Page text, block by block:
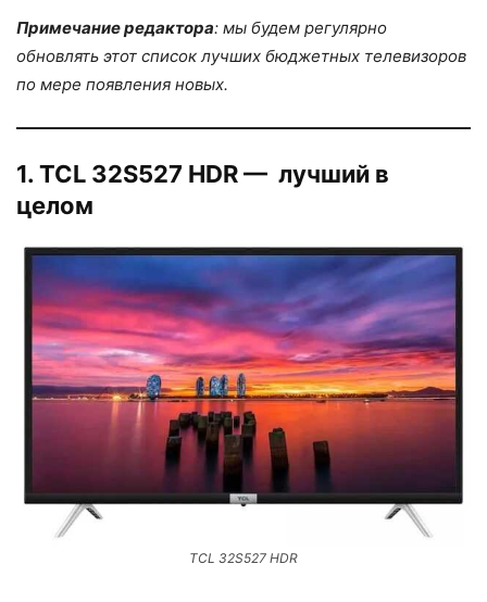
Примечание редактора: мы будем регулярно
обновлять этот список лучших бюджетных телевизоров
по мере появления новых.
1. TCL 32S527 HDR — лучший в
целом
TCL 32S527 HDR